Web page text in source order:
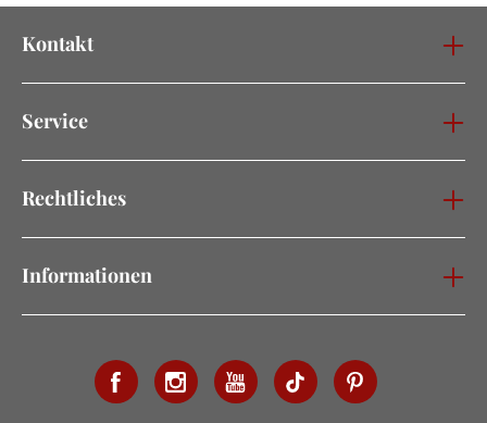
Kontakt
Service
Rechtliches
Informationen